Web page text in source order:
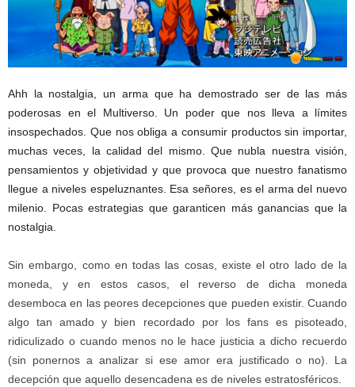
Ahh la nostalgia, un arma que ha demostrado ser de las más
poderosas en el Multiverso. Un poder que nos lleva a límites
insospechados. Que nos obliga a consumir productos sin importar,
muchas veces, la calidad del mismo. Que nubla nuestra visión,
pensamientos y objetividad y que provoca que nuestro fanatismo
llegue a niveles espeluznantes. Esa señores, es el arma del nuevo
milenio. Pocas estrategias que garanticen más ganancias que la
nostalgia.
Sin embargo, como en todas las cosas, existe el otro lado de la
moneda, y en estos casos, el reverso de dicha moneda
desemboca en las peores decepciones que pueden existir. Cuando
algo tan amado y bien recordado por los fans es pisoteado,
ridiculizado o cuando menos no le hace justicia a dicho recuerdo
(sin ponernos a analizar si ese amor era justificado o no). La
decepción que aquello desencadena es de niveles estratosféricos.